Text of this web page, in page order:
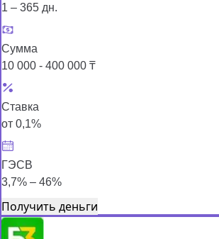
1 – 365 дн.
Сумма
10 000 - 400 000 ₸
Ставка
от 0,1%
ГЭСВ
3,7% – 46%
Получить деньги